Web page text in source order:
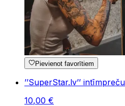
Pievienot favorītiem
’’SuperStar.lv’’
10,00 €